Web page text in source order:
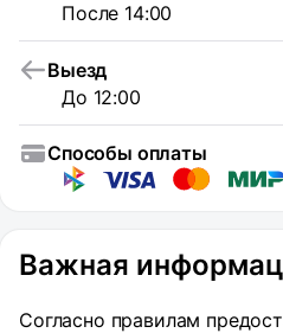
После 14:00
Выезд
До 12:00
Способы оплаты
Важная
Согласно правилам